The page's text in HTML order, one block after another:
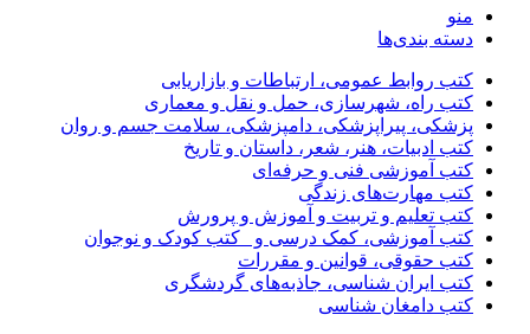
منو
دسته بندی‌ها
کتب روابط عمومی، ارتباطات و بازاریابی
کتب راه، شهرسازی، حمل و نقل و معماری
پزشکی، پیراپزشکی، دامپزشکی، سلامت جسم و روان
کتب ادبیات، هنر، شعر، داستان و تاریخ
کتب آموزشی فنی و حرفه‌ای
کتب مهارت‌های زندگی
کتب تعلیم و تربیت و آموزش و پرورش
کتب آموزشی، کمک درسی و _کتب کودک و نوجوان
کتب حقوقی، قوانین و مقررات
کتب ایران شناسی، جاذبه‌های گردشگری
کتب دامغان شناسی